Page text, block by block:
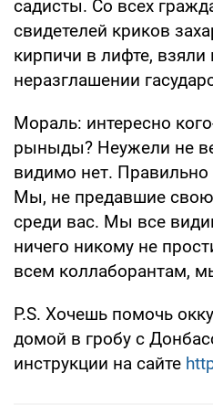
садисты. Со всех
свидетелей криков
кирпичи в лифте, взяли
неразглашении
Мораль: интересно
рыныды? Неужели не
видимо нет. Правильно
Мы, не предавшие свою
среди вас. Мы все
ничего никому не
всем коллаборантам,
P.S. Хочешь помочь
домой в гробу с
инструкции на сайте